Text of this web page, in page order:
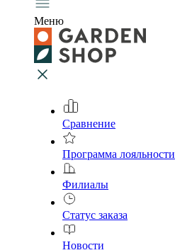
Меню
Сравнение
Программа лояльности
Филиалы
Статус заказа
Новости